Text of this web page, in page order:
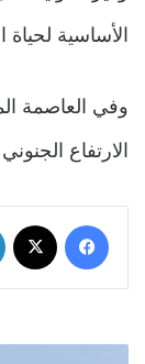
الأساسية
وفي العاصمة
الارتفاع
فيسبوك